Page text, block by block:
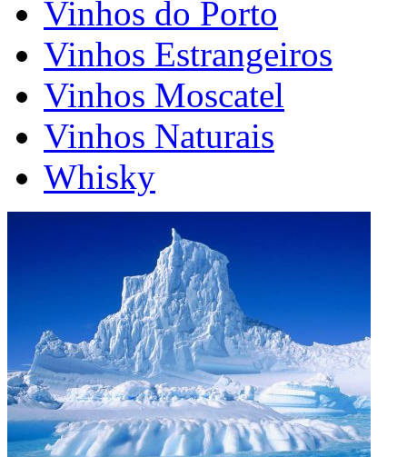
Vinhos do Porto
Vinhos Estrangeiros
Vinhos Moscatel
Vinhos Naturais
Whisky